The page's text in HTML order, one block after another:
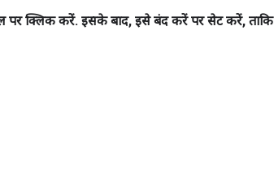
पर क्लिक करें. इसके बाद, इसे बंद करें पर सेट करें, ताकि